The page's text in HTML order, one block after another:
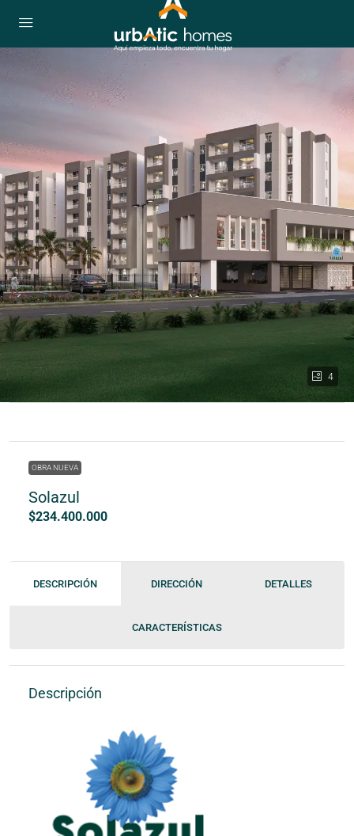
4
OBRA NUEVA
Solazul
$234.400.000
DESCRIPCIÓN DIRECCIÓN DETALLES
CARACTERÍSTICAS
Descripción